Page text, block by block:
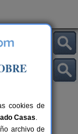
cookies de
Casas.
archivo de